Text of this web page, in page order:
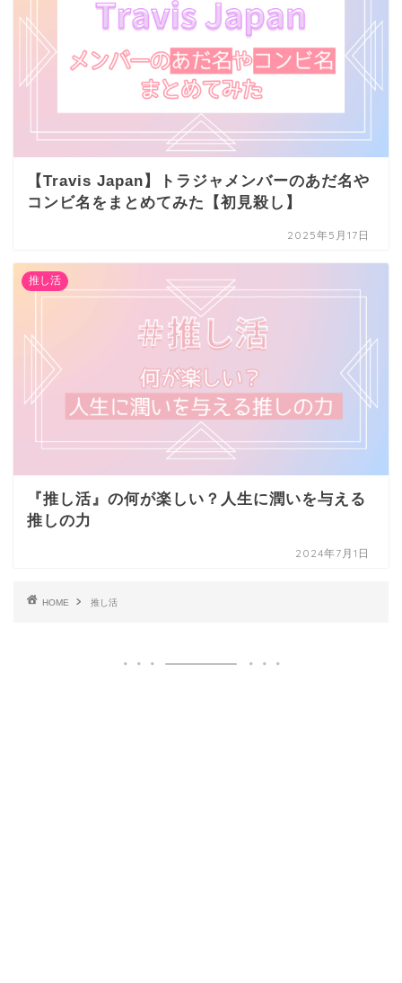
【Travis Japan】トラジャメンバーのあだ名や
コンビ名をまとめてみた【初見殺し】
2025年5月17日
推し活
『推し活』の何が楽しい？人生に潤いを与える
推しの力
2024年7月1日
HOME 推し活